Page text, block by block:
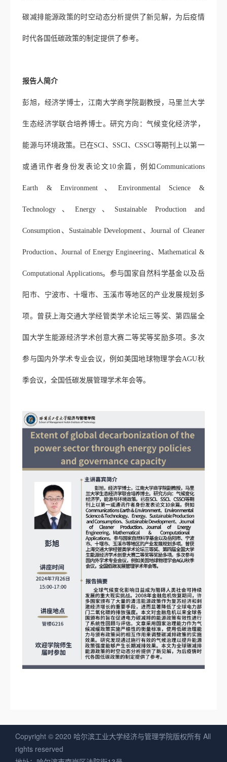
碳减排能源政策的时空动态分析提供了新见解，为后疫情
时代各国低碳政策的制定提供了参考。
报告人简介
彭旭，经济学博士，江南大学商学院副教授，马里兰大学
生态经济学联合培养博士。研究方向：气候变化经济学，
能源与环境政策。已在SCI 、 SSCI、 CSSCI等期刊上以第一
或通讯作者身份发表论文10余篇，例如 Communications
Earth & Environment 、 Environmental Science &
Technology 、 Energy、 Sustainable Production and
Consumption 、 Sustainable Development 、 Journal of Cleaner
Production 、Journal of Energy Engineering、Mathematical &
Computational Applications。参与国家自然科学基金以及岳
阳市、宁波市、十堰市、玉溪市等地区的产业发展规划多
项。曾获上海交通大学经管类学术论坛三等奖、第四届全
国大学生能源经济学术创意大赛二等奖等奖励多项。多次
参与国内外学术专业会议，例如美国地球物理学会AGU秋
季会议，全国低碳发展管理学术年会等。
Copyright © 2020 哈尔滨工业大学经济与管理学院版权所有 All
rights reserved